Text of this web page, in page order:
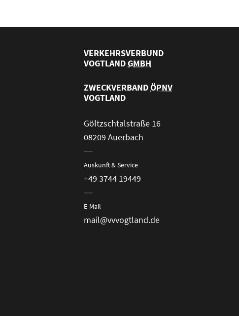
VERKEHRSVERBUND
VOGTLANDGMBH
ZWECKVERBANDÖPNV
VOGTLAND
Göltzschtalstraße 16
08209 Auerbach
Auskunft & Service
+49 3744 19449
E-Mail
mail@vvvogtland.de